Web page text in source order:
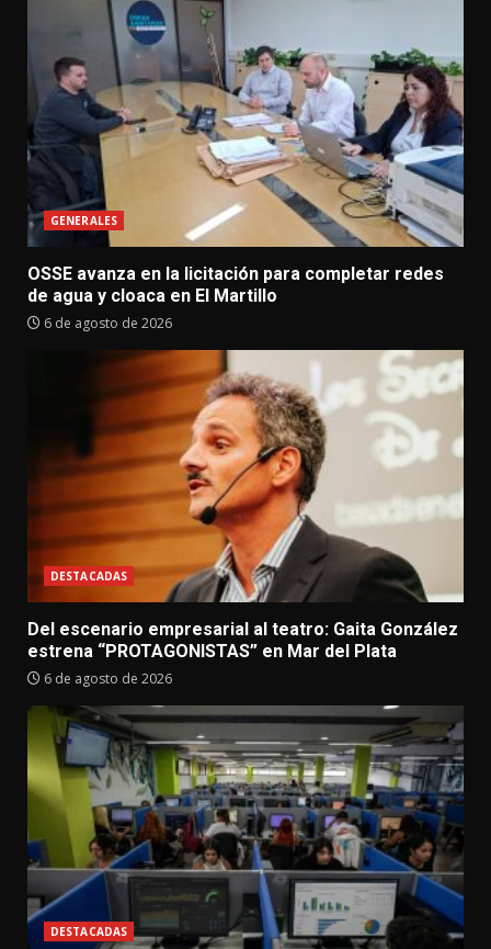
GENERALES
OSSE avanza en la licitación para completar redes
de agua y cloaca en El Martillo
6 de agosto de 2026
DESTACADAS
Del escenario empresarial al teatro: Gaita González
estrena “PROTAGONISTAS” en Mar del Plata
6 de agosto de 2026
DESTACADAS